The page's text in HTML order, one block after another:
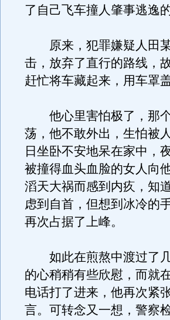
了自己飞车撞人肇事逃逸
原来，犯罪嫌疑人田某
击，放弃了直行的路线，
赶忙将车藏起来，用车罩盖
他心里害怕极了，那个
荡，他不敢外出，生怕被
日坐卧不安地呆在家中，
被撞得血头血脸的女人向
滔天大祸而感到内疚，知
虑到自首，但想到冰冷的
再次占据了上峰。
如此在煎熬中渡过了几
的心稍稍有些欣慰，而就
电话打了进来，他再次紧
言。可转念又一想，警察